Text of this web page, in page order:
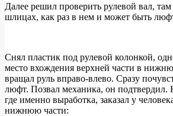
Далее решил проверить рулевой вал,
шлицах, как раз в нем и может быть
Снял пластик под рулевой колонкой,
место вхождения верхней части в
вращал руль вправо-влево. Сразу
люфт. Позвал механика, он подтвердил.
где именно выработка, заказал у
нижнюю части: